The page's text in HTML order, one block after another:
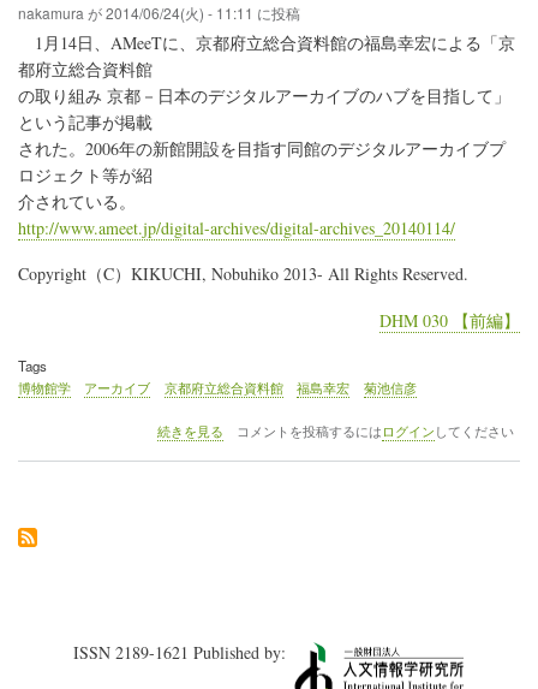
nakamura が2014/06/24(火) - 11:11 に投稿
1月14日、AMeeTに、京都府立総合資料館の福島幸宏による「京
都府立総合資料館
の取り組み 京都－日本のデジタルアーカイブのハブを目指して」
という記事が掲載
された。2006年の新館開設を目指す同館のデジタルアーカイブプ
ロジェクト等が紹
介されている。
http://www.ameet.jp/digital-archives/digital-archives_20140114/
Copyright（C）KIKUCHI, Nobuhiko 2013- All Rights Reserved.
DHM 030 【前編】
Tags
博物館学
アーカイブ 京都府立総合資料館 福島幸宏 菊池信彦
1
合
続きを見る コメントを投稿するには ログイン してください
ISSN 2189-1621 Published by: